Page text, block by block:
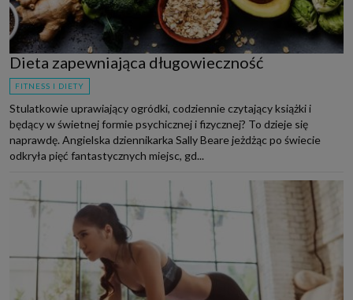
Dieta zapewniająca długowieczność
FITNESS I DIETY
Stulatkowie uprawiający ogródki, codziennie czytający książki i
będący w świetnej formie psychicznej i fizycznej? To dzieje się
naprawdę. Angielska dziennikarka Sally Beare jeżdżąc po świecie
odkryła pięć fantastycznych miejsc, gd...